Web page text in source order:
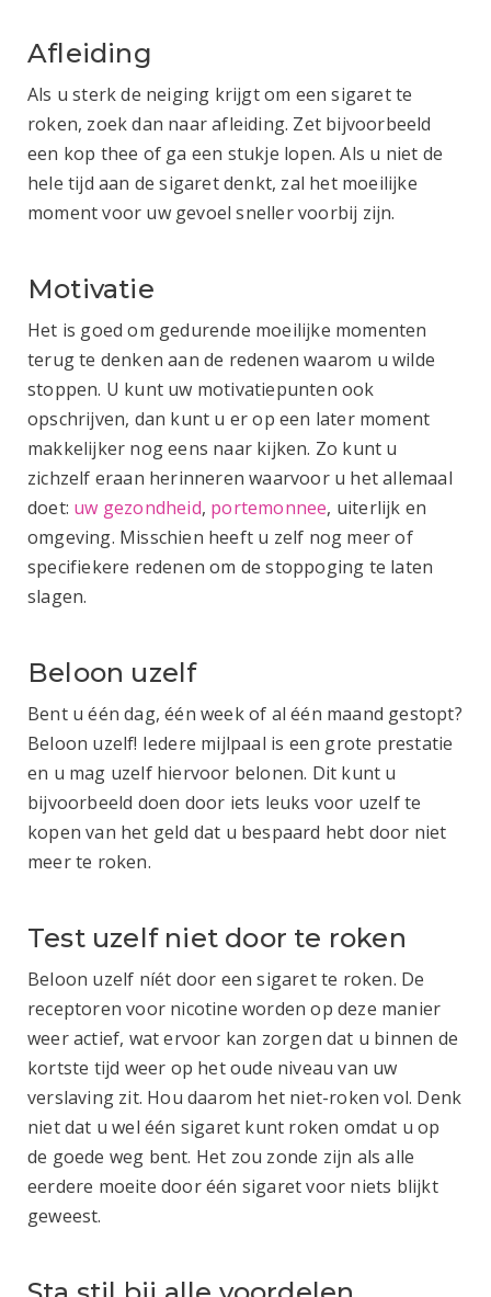
Afleiding
Als u sterk de neiging krijgt om een sigaret te
roken, zoek dan naar afleiding. Zet bijvoorbeeld
een kop thee of ga een stukje lopen. Als u niet de
hele tijd aan de sigaret denkt, zal het moeilijke
moment voor uw gevoel sneller voorbij zijn.
Motivatie
Het is goed om gedurende moeilijke momenten
terug te denken aan de redenen waarom u wilde
stoppen. U kunt uw motivatiepunten ook
opschrijven, dan kunt u er op een later moment
makkelijker nog eens naar kijken. Zo kunt u
zichzelf eraan herinneren waarvoor u het allemaal
doet: uw gezondheid, portemonnee, uiterlijk en
omgeving. Misschien heeft u zelf nog meer of
specifiekere redenen om de stoppoging te laten
slagen.
Beloon uzelf
Bent u één dag, één week of al één maand gestopt?
Beloon uzelf! Iedere mijlpaal is een grote prestatie
en u mag uzelf hiervoor belonen. Dit kunt u
bijvoorbeeld doen door iets leuks voor uzelf te
kopen van het geld dat u bespaard hebt door niet
meer te roken.
Test uzelf niet door te roken
Beloon uzelf níét door een sigaret te roken. De
receptoren voor nicotine worden op deze manier
weer actief, wat ervoor kan zorgen dat u binnen de
kortste tijd weer op het oude niveau van uw
verslaving zit. Hou daarom het niet-roken vol. Denk
niet dat u wel één sigaret kunt roken omdat u op
de goede weg bent. Het zou zonde zijn als alle
eerdere moeite door één sigaret voor niets blijkt
geweest.